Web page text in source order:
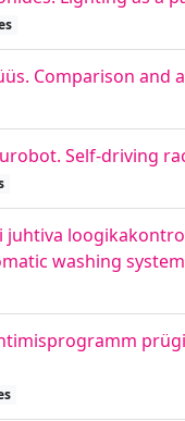
Comparison and
Self-driving
washing